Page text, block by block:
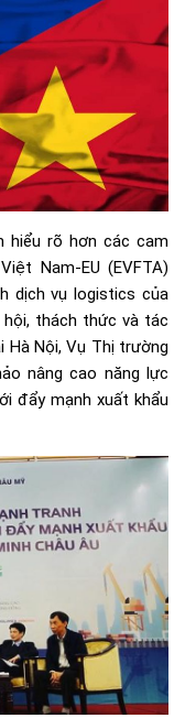
hiểu rõ hơn các cam
Nam-EU (EVFTA)
dịch vụ logistics của
thách thức và tác
Hà Nội, Vụ Thị trường
nâng cao năng lực
đẩy mạnh xuất khẩu